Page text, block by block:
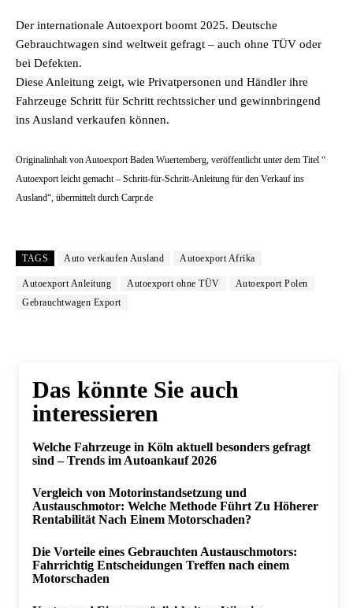
Der internationale Autoexport boomt 2025. Deutsche
Gebrauchtwagen sind weltweit gefragt – auch ohne TÜV oder
bei Defekten.
Diese Anleitung zeigt, wie Privatpersonen und Händler ihre
Fahrzeuge Schritt für Schritt rechtssicher und gewinnbringend
ins Ausland verkaufen können.
Originalinhalt von Autoexport Baden Wuertemberg, veröffentlicht unter dem Titel “
Autoexport leicht gemacht – Schritt-für-Schritt-Anleitung für den Verkauf ins
Ausland“, übermittelt durch Carpr.de
TAGS Auto verkaufen Ausland Autoexport Afrika
Autoexport Anleitung Autoexport ohne TÜV
Autoexport Polen
Gebrauchtwagen Export
Das könnte Sie auch
interessieren
Welche Fahrzeuge in Köln aktuell besonders gefragt
sind – Trends im Autoankauf 2026
Vergleich von Motorinstandsetzung und
Austauschmotor: Welche Methode Führt Zu Höherer
Rentabilität Nach Einem Motorschaden?
Die Vorteile eines Gebrauchten Austauschmotors:
Fahrrichtig Entscheidungen Treffen nach einem
Motorschaden